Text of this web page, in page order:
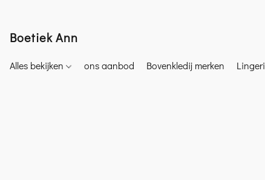
Boetiek Ann
Alles bekijken ons aanbod Bovenkledij merken